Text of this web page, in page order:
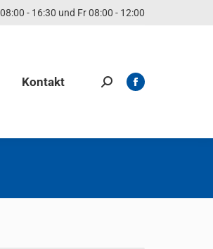
- 16:30 und Fr 08:00 - 12:00
Kontakt Search:Facebook